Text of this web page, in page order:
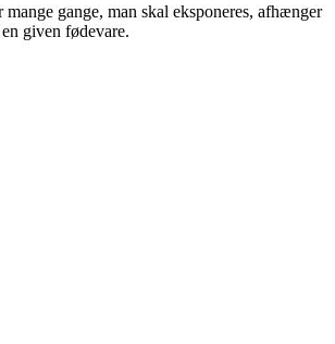
gange, man skal eksponeres, afhænger
given fødevare.